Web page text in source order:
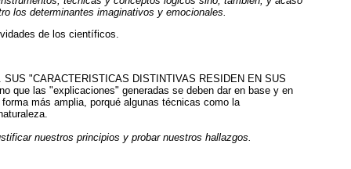
los determinantes imaginativos y emocionales.
de los científicos.
"CARACTERISTICAS DISTINTIVAS RESIDEN EN SUS
que las "explicaciones" generadas se deben dar en base y en
más amplia, porqué algunas técnicas como la
nuestros principios y probar nuestros hallazgos.